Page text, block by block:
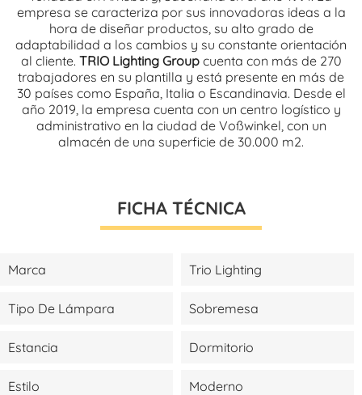
empresa se caracteriza por sus innovadoras ideas a la
hora de diseñar productos, su alto grado de
adaptabilidad a los cambios y su constante orientación
al cliente. TRIO Lighting Groupcuenta con más de 270
trabajadores en su plantilla y está presente en más de
30 países como España, Italia o Escandinavia. Desde el
año 2019, la empresa cuenta con un centro logístico y
administrativo en la ciudad de Voßwinkel, con un
almacén de una superficie de 30.000 m2.
FICHA TÉCNICA
Marca Trio Lighting
Tipo De Lámpara Sobremesa
Estancia Dormitorio
Estilo Moderno